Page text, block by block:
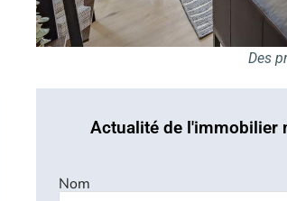
Des
Actualité de l'immobilier
Nom